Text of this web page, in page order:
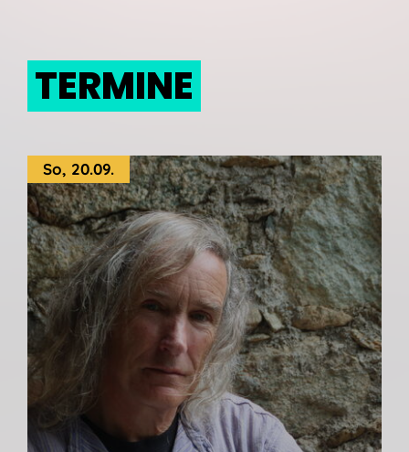
TERMINE
So, 20.09.